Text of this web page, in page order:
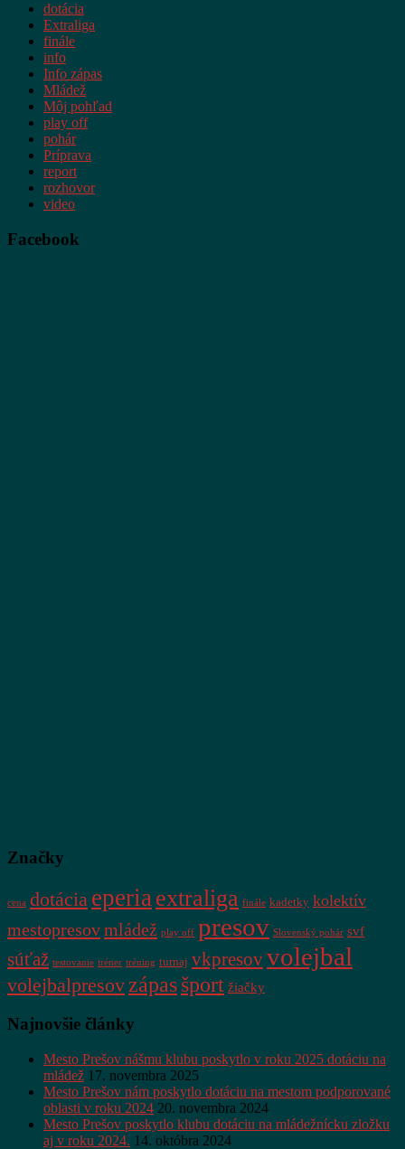
dotácia
Extraliga
finále
info
Info zápas
Mládež
Môj pohľad
play off
pohár
Príprava
report
rozhovor
video
Facebook
Značky
cena dotácia eperiaextraliga finále kadetky kolektív
mestopresovmládež play off presov Slovenský pohár svf
súťaž testovanie tréner tréning turnaj vkpresovvolejbal
volejbalpresov zápasšport žiačky
Najnovšie články
Mesto Prešov nášmu klubu poskytlo v roku 2025 dotáciu na
mládež 17. novembra 2025
Mesto Prešov nám poskytlo dotáciu na mestom podporované
oblasti v roku 2024 20. novembra 2024
Mesto Prešov poskytlo klubu dotáciu na mládežnícku zložku
aj v roku 2024. 14. októbra 2024